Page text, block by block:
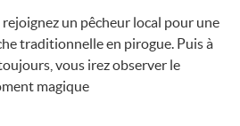
un pêcheur local pour une
traditionnelle en pirogue. Puis à
vous irez observer le
magique